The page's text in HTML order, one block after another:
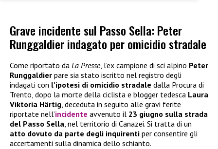
Grave incidente sul Passo Sella: Peter
Runggaldier indagato per omicidio stradale
Come riportato da La Presse, l’ex campione di sci alpino Peter
Runggaldier pare sia stato iscritto nel registro degli
indagati con l’ipotesi di omicidio stradale dalla Procura di
Trento, dopo la morte della ciclista e blogger tedesca Laura
Viktoria Härtig, deceduta in seguito alle gravi ferite
riportate nell’incidente avvenuto il 23 giugno sulla strada
del Passo Sella, nel territorio di Canazei. Si tratta di un
atto dovuto da parte degli inquirenti per consentire gli
accertamenti sulla dinamica dello schianto.